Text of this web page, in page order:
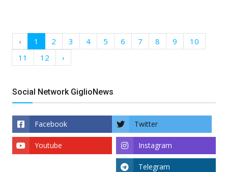
‹ 1 2 3 4 5 6 7 8 9
10
11
12 ›
Social Network GiglioNews
Facebook Twitter
Instagram
Youtube
Telegram